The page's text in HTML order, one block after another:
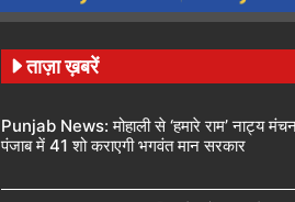
ताज़ा ख़बरें
Punjab News: मोहाली से ‘हमारे राम’ नाट्य
पंजाब में 41 शो कराएगी भगवंत मान सरकार